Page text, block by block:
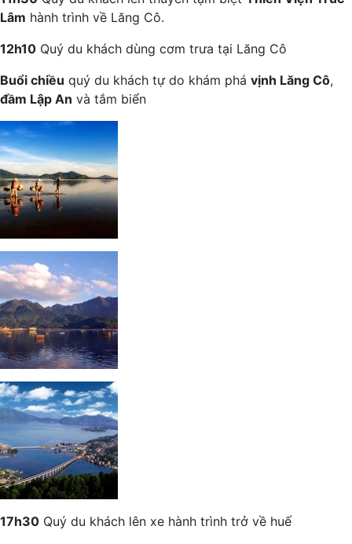
Lâm hành trình về Lăng Cô.
12h10 Quý du khách dùng cơm trưa tại Lăng Cô
Buổi chiều quý du khách tự do khám phá vịnh Lăng Cô,
đầm Lập An và tắm biển
17h30 Quý du khách lên xe hành trình trở về huế